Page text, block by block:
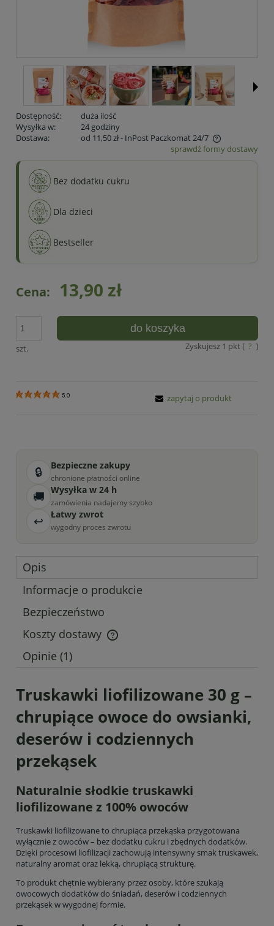
Dostępność:
duża ilość
Wysyłka w:
24 godziny
Dostawa:
od 11,50 zł- InPost Paczkomat 24/7
Cena nie zawiera ewentualnych kosztów płatnościsprawdź formy dostawy
Bez dodatku cukru
Dla dzieci
Bestseller
Cena: 13,90 zł
szt.
do koszyka
Zyskujesz 1 pkt [ ? ]
5.0 zapytaj o produkt
🔒 Bezpieczne zakupy
chronione płatności online
🚚 Wysyłka w 24 h
zamówienia nadajemy szybko
↩ Łatwy zwrot
wygodny proces zwrotu
Opis
Informacje o produkcie
Bezpieczeństwo
Koszty dostawy
Cena nie zawiera ewentualnych kosztów płatności
Opinie (1)
Truskawki liofilizowane 30 g –
chrupiące owoce do owsianki,
deserów i codziennych
przekąsek
Naturalnie słodkie truskawki
liofilizowane z 100% owoców
Truskawki liofilizowane to chrupiąca przekąska przygotowana
wyłącznie z owoców – bez dodatku cukru i zbędnych dodatków.
Dzięki procesowi liofilizacji zachowują intensywny smak truskawek,
naturalny aromat oraz lekką, chrupiącą strukturę.
To produkt chętnie wybierany przez osoby, które szukają
owocowych dodatków do śniadań, deserów i codziennych
przekąsek w wygodnej formie.